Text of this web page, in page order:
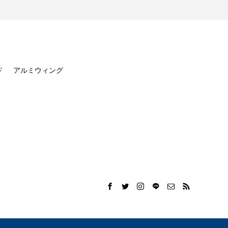
アルミウィング